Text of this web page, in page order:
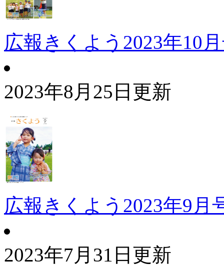
広報きくよう2023年10
2023年8月25日更新
広報きくよう2023年9月
2023年7月31日更新